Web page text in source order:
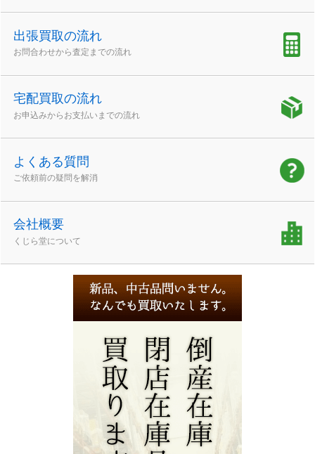
出張買取の流れ
お問合わせから査定までの流れ
宅配買取の流れ
お申込みからお支払いまでの流れ
よくある質問
ご依頼前の疑問を解消
会社概要
くじら堂について